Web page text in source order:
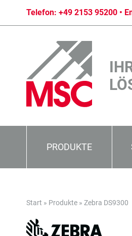
Telefon: +49 2153 95200 •
PRODUKTE
Start » Produkte » Zebra DS9300